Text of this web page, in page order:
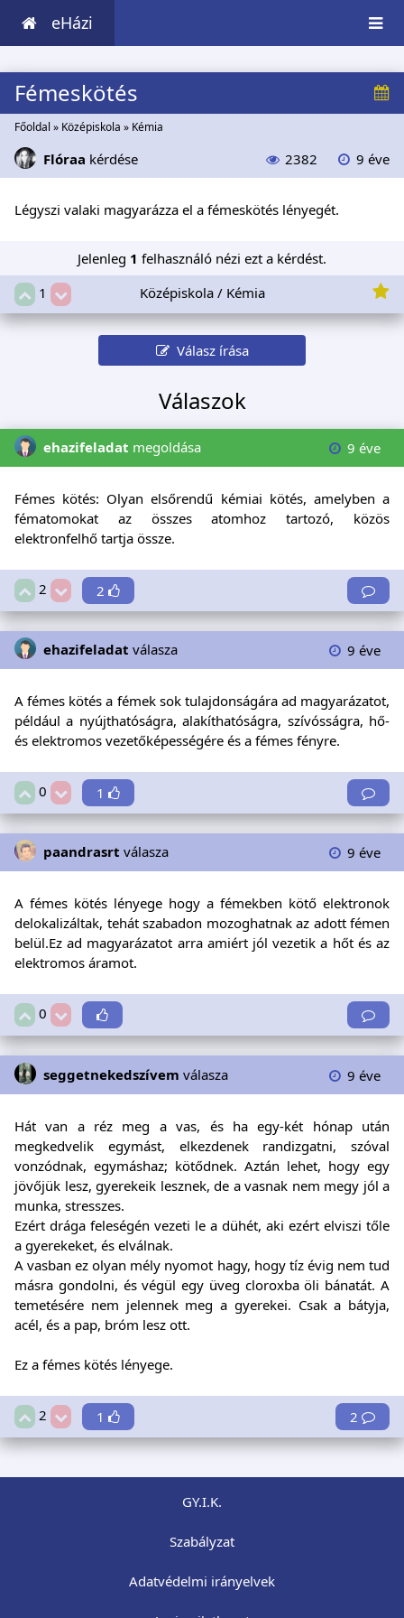
eHázi
Fémeskötés
Főoldal » Középiskola » Kémia
Flóraa kérdése 2382 9 éve
Légyszi valaki magyarázza el a fémeskötés lényegét.
Jelenleg 1 felhasználó nézi ezt a kérdést.
1
Középiskola / Kémia
Válasz írása
Válaszok
ehazifeladat megoldása 9 éve
Fémes kötés: Olyan elsőrendű kémiai kötés, amelyben a
fématomokat az összes atomhoz tartozó, közös
elektronfelhő tartja össze.
2 2
ehazifeladat válasza 9 éve
A fémes kötés a fémek sok tulajdonságára ad magyarázatot,
például a nyújthatóságra, alakíthatóságra, szívósságra, hő-
és elektromos vezetőképességére és a fémes fényre.
0 1
paandrasrt válasza 9 éve
A fémes kötés lényege hogy a fémekben kötő elektronok
delokalizáltak, tehát szabadon mozoghatnak az adott fémen
belül.Ez ad magyarázatot arra amiért jól vezetik a hőt és az
elektromos áramot.
0
seggetnekedszívem válasza 9 éve
Hát van a réz meg a vas, és ha egy-két hónap után
megkedvelik egymást, elkezdenek randizgatni, szóval
vonzódnak, egymáshaz; kötődnek. Aztán lehet, hogy egy
jövőjük lesz, gyerekeik lesznek, de a vasnak nem megy jól a
munka, stresszes.
Ezért drága feleségén vezeti le a dühét, aki ezért elviszi tőle
a gyerekeket, és elválnak.
A vasban ez olyan mély nyomot hagy, hogy tíz évig nem tud
másra gondolni, és végül egy üveg cloroxba öli bánatát. A
temetésére nem jelennek meg a gyerekei. Csak a bátyja,
acél, és a pap, bróm lesz ott.
Ez a fémes kötés lényege.
2 1 2
GY.I.K.
Szabályzat
Adatvédelmi irányelvek